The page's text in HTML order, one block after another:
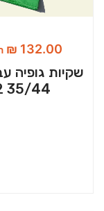
₪ 132.00
שקיות גופיה
35/44 15.2 ק"ג לשק